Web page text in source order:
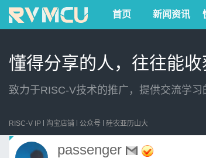
首页 新闻资讯
懂得分享的人，往往能收
致力于RISC-V技术的推广，提供交流学习
RISC-V IP 淘宝店铺 公众号 硅农亚历山大
passenger